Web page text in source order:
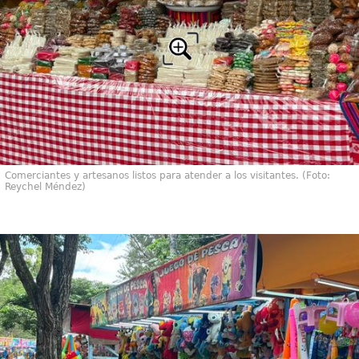
Comerciantes y artesanos listos para atender a los visitantes. (Foto:
Reychel Méndez)